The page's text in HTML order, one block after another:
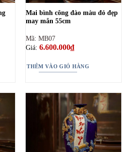
Mai bình công đào màu đỏ đẹp
may mắn 55cm
Mã: MB07
Giá: 6.600.000₫
THÊM VÀO GIỎ HÀNG